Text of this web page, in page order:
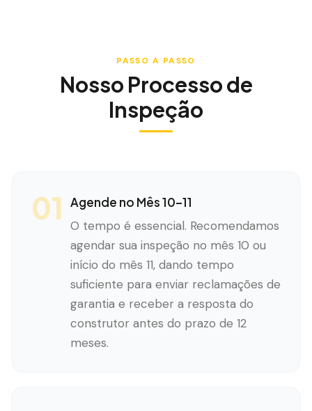
PASSO A PASSO
Nosso Processo de
Inspeção
01 Agende no Mês 10–11
O tempo é essencial. Recomendamos
agendar sua inspeção no mês 10 ou
início do mês 11, dando tempo
suficiente para enviar reclamações de
garantia e receber a resposta do
construtor antes do prazo de 12
meses.